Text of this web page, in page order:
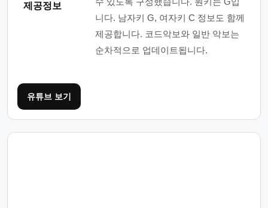
제공정보
니다. 남자키 G, 여자키 C 정보도 함께
제공합니다. 코드악보와 일반 악보는
순차적으로 업데이트됩니다.
유튜브 보기